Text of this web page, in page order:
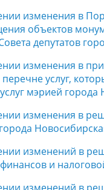
изменения в
объектов
депутатов
изменения в
услуг,
мэрией города
изменения в
изменений в
и